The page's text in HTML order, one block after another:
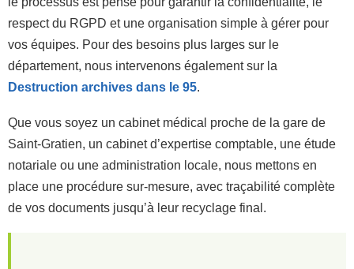
respect du RGPD et une organisation simple à gérer pour
vos équipes. Pour des besoins plus larges sur le
département, nous intervenons également sur la
Destruction archives dans le 95.
Que vous soyez un cabinet médical proche de la gare de
Saint-Gratien, un cabinet d’expertise comptable, une étude
notariale ou une administration locale, nous mettons en
place une procédure sur-mesure, avec traçabilité complète
de vos documents jusqu’à leur recyclage final.